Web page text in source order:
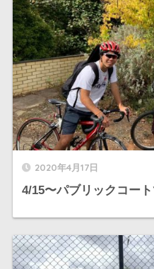
2020年4月17日
4/15〜パブリックコー